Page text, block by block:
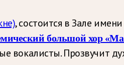
, состоится в Зале
большой хор
вокалисты. Прозвучит